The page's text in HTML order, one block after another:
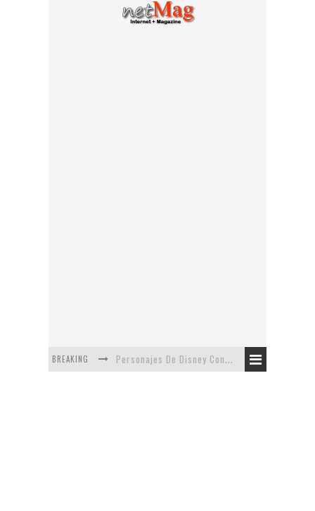
BREAKING Personajes De Disney Con Vestuarios Contemporáneos